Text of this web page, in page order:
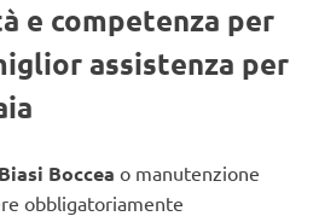
e competenza per
assistenza per
Boccea o manutenzione
obbligatoriamente